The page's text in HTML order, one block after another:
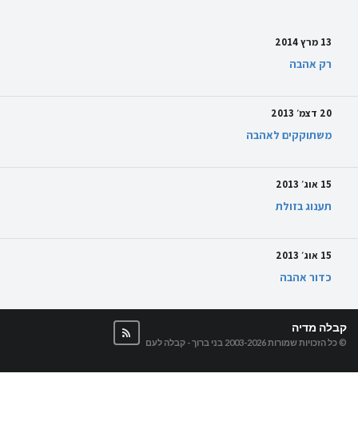
13 מרץ 2014
רק אהבה
20 דצמ׳ 2013
משתוקקים לאהבה
15 אוג׳ 2013
תענוג בזולת
15 אוג׳ 2013
כדור אהבה
קבלה מדיה
© כל הזכויות שמורות 2003-2026 בני ברוך - קבלה לעם